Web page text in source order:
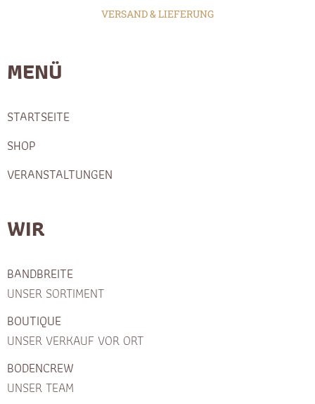
VERSAND & LIEFERUNG
MENÜ
STARTSEITE
SHOP
VERANSTALTUNGEN
WIR
BANDBREITE
UNSER SORTIMENT
BOUTIQUE
UNSER VERKAUF VOR ORT
BODENCREW
UNSER TEAM